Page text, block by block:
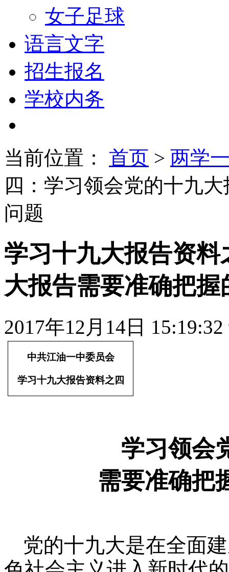
女子足球
语言文字
招生报名
学校内务
当前位置： 首页 > 两学
四：学习领会党的十九
问题
学习十九大报告资
大报告需要准确把
2017年12月14日 15:19:32
中共江油一中委员会
学习十九大报告资料之四
学习领会
需要准确把
党的十九大是在全面